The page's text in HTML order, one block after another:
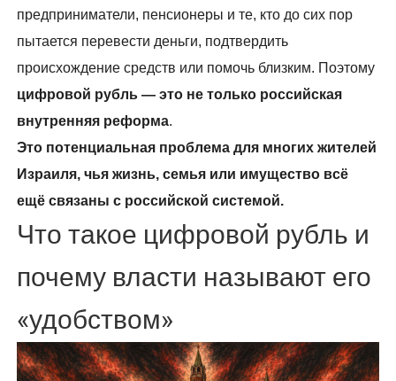
предприниматели, пенсионеры и те, кто до сих пор
пытается перевести деньги, подтвердить
происхождение средств или помочь близким. Поэтому
цифровой рубль — это не только российская
внутренняя реформа.
Это потенциальная проблема для многих жителей
Израиля, чья жизнь, семья или имущество всё
ещё связаны с российской системой.
Что такое цифровой рубль и
почему власти называют его
«удобством»